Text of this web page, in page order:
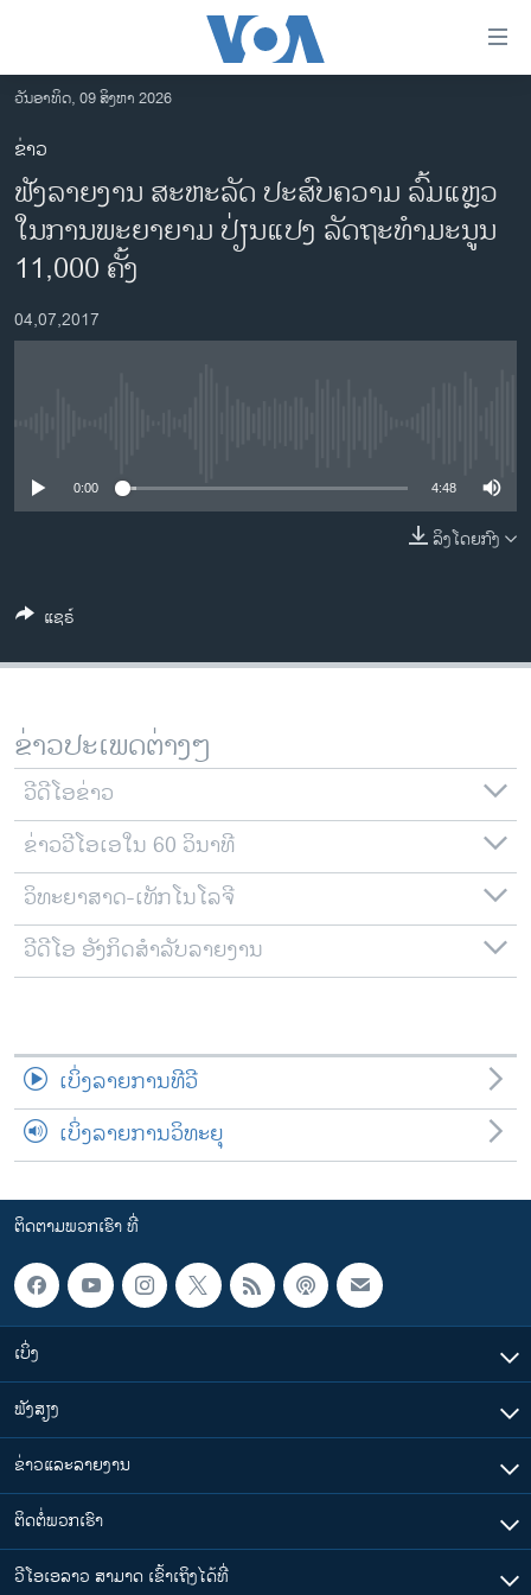
ເຂົ້າ
ຫາ
ຂ້າມ
ຂ້າມ
ຂ້າມ
ຊອກ
ຄົ້ນ
ອາເມຣິກາ
ການເລືອກຕັ້ງ ປະທານາທີບໍດີ ສະຫະລັດ 2024
ໂລກ
ຊຸມຊົນຊາວລາວ
ສຽງ
ລາຍການກະຈາຍສຽງ
ຕິດຕາມພວກເຮົາ ທີ່
ພາສາຕ່າງໆ
ວັນອາທິດ, 09 ສິງຫາ 2026
ຂ່າວ
ຟັງລາຍງານ ສະຫະລັດ ປະສົບຄວາມ ລົ້ມແຫຼວ
ໃນການພະຍາຍາມ ປ່ຽນແປງ ລັດຖະທຳມະນູນ
11,000 ຄັ້ງ
04,07,2017
0:00 4:48
ລິງໂດຍກົງ
ແຊຣ໌
ຂ່າວປະເພດຕ່າງໆ
ວີດີໂອຂ່າວ
ຂ່າວວີໂອເອໃນ 60 ວິນາທີ
ວິທະຍາສາດ-ເທັກໂນໂລຈີ
ວີດີໂອ ອັງກິດສຳລັບລາຍງານ
ເບິ່ງລາຍການທີວີ
ເບິ່ງລາຍການວິທະຍຸ
ຕິດຕາມພວກເຮົາ ທີ່
ເບິ່ງ
ຟັງສຽງ
ຂ່າວແລະລາຍງານ
ຕິດຕໍ່ພວກເຮົາ
ວີໂອເອລາວ ສາມາດ ເຂົ້າເຖິງໄດ້ທີ່